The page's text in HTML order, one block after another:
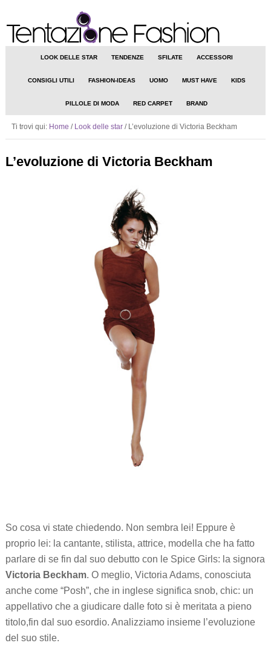
LOOK DELLE STAR TENDENZE SFILATE ACCESSORI
CONSIGLI UTILI FASHION-IDEAS UOMO MUST HAVE KIDS
PILLOLE DI MODA RED CARPET BRAND
Ti trovi qui: Home / Look delle star /L’evoluzione di Victoria Beckham
L’evoluzione di Victoria Beckham
So cosa vi state chiedendo. Non sembra lei! Eppure è
proprio lei: la cantante, stilista, attrice, modella che ha fatto
parlare di se fin dal suo debutto con le Spice Girls: la signora
Victoria Beckham. O meglio, Victoria Adams, conosciuta
anche come “Posh”, che in inglese significa snob, chic: un
appellativo che a giudicare dalle foto si è meritata a pieno
titolo,fin dal suo esordio. Analizziamo insieme l’evoluzione
del suo stile.